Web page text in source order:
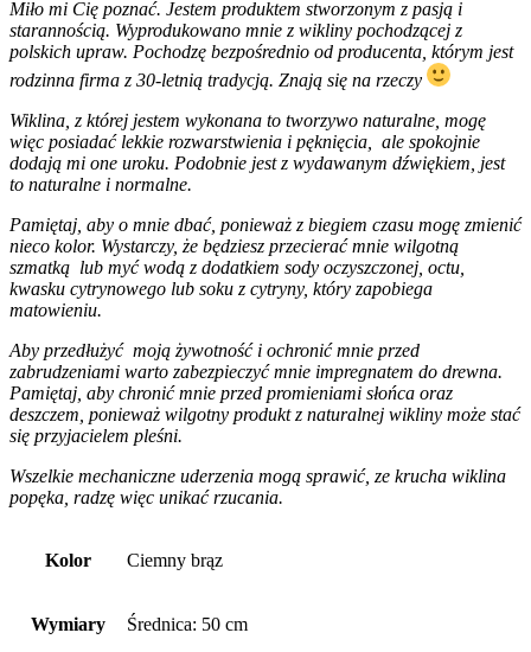
Miło mi Cię poznać. Jestem produktem stworzonym z pasją i
starannością. Wyprodukowano mnie z wikliny pochodzącej z
polskich upraw. Pochodzę bezpośrednio od producenta, którym jest
rodzinna firma z 30-letnią tradycją. Znają się na rzeczy
Wiklina, z której jestem wykonana to tworzywo naturalne, mogę
więc posiadać lekkie rozwarstwienia i pęknięcia, ale spokojnie
dodają mi one uroku. Podobnie jest z wydawanym dźwiękiem, jest
to naturalne i normalne.
Pamiętaj, aby o mnie dbać, ponieważ z biegiem czasu mogę zmienić
nieco kolor. Wystarczy, że będziesz przecierać mnie wilgotną
szmatką lub myć wodą z dodatkiem sody oczyszczonej, octu,
kwasku cytrynowego lub soku z cytryny, który zapobiega
matowieniu.
Aby przedłużyć moją żywotność i ochronić mnie przed
zabrudzeniami warto zabezpieczyć mnie impregnatem do drewna.
Pamiętaj, aby chronić mnie przed promieniami słońca oraz
deszczem, ponieważ wilgotny produkt z naturalnej wikliny może stać
się przyjacielem pleśni.
Wszelkie mechaniczne uderzenia mogą sprawić, ze krucha wiklina
popęka, radzę więc unikać rzucania.
Kolor Ciemny brąz
Wymiary Średnica: 50 cm